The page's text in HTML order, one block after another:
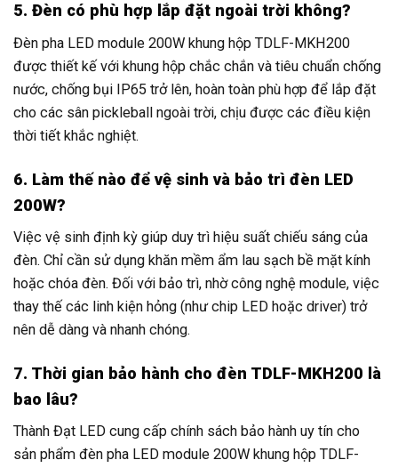
5. Đèn có phù hợp lắp đặt ngoài trời không?
Đèn pha LED module 200W khung hộp TDLF-MKH200
được thiết kế với khung hộp chắc chắn và tiêu chuẩn chống
nước, chống bụi IP65 trở lên, hoàn toàn phù hợp để lắp đặt
cho các sân pickleball ngoài trời, chịu được các điều kiện
thời tiết khắc nghiệt.
6. Làm thế nào để vệ sinh và bảo trì đèn LED
200W?
Việc vệ sinh định kỳ giúp duy trì hiệu suất chiếu sáng của
đèn. Chỉ cần sử dụng khăn mềm ẩm lau sạch bề mặt kính
hoặc chóa đèn. Đối với bảo trì, nhờ công nghệ module, việc
thay thế các linh kiện hỏng (như chip LED hoặc driver) trở
nên dễ dàng và nhanh chóng.
7. Thời gian bảo hành cho đèn TDLF-MKH200 là
bao lâu?
Thành Đạt LED cung cấp chính sách bảo hành uy tín cho
sản phẩm đèn pha LED module 200W khung hộp TDLF-